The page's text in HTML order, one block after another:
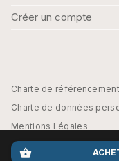
shopping_basket
Créer un compte
Charte de référencement
Charte de données
Mentions Légales
Engagement durable